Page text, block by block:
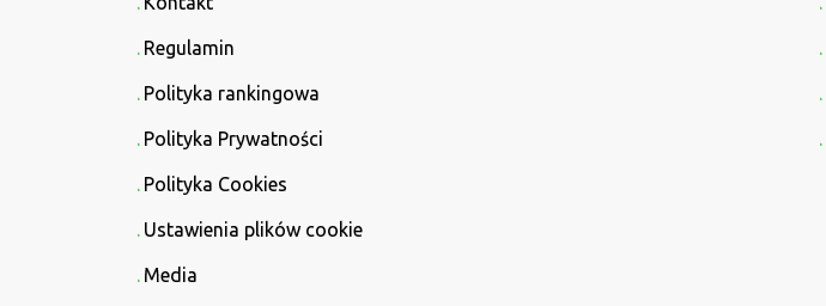
Regulamin
Polityka rankingowa
Polityka Prywatności
Polityka Cookies
Ustawienia plików cookie
Media